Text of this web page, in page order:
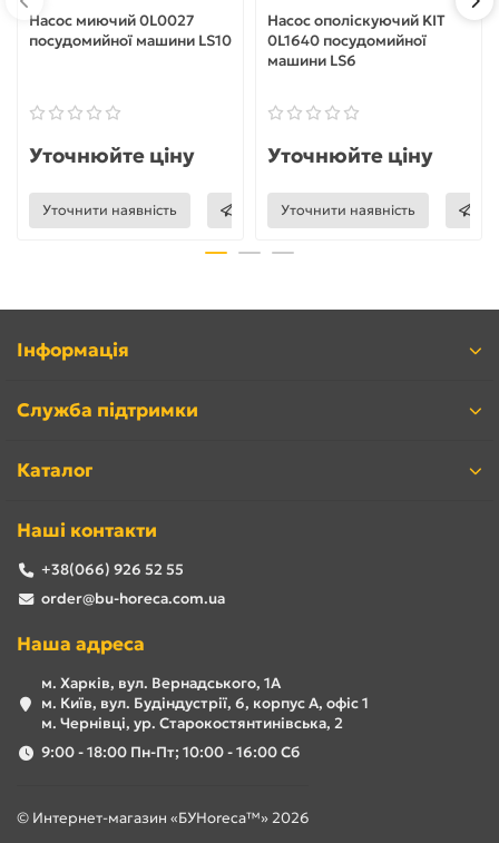
Насос миючий 0L0027
посудомийної машини LS10
Уточнюйте ціну
Уточнити наявність
Насос ополіскуючий KIT
0L1640 посудомийної
машини LS6
Уточнюйте ціну
Уточнити наявність
Інформація
Служба підтримки
Каталог
Наші контакти
+38(066) 926 52 55
order@bu-horeca.com.ua
Наша адреса
м. Харків, вул. Вернадського, 1А
м. Київ, вул. Будіндустрії, 6, корпус А, офіс 1
м. Чернівці, ур. Старокостянтинівська, 2
9:00 - 18:00 Пн-Пт; 10:00 - 16:00 Сб
© Интернет-магазин «БУHoreca™» 2026